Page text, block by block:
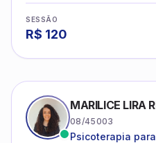
SESSÃO
R$ 120
MARILICE LIRA
08/45003
Psicoterapia